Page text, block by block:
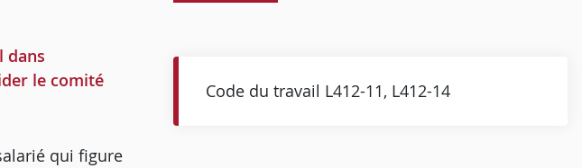
dans
le comité
qui figure
Code du travail L412-11, L412-14